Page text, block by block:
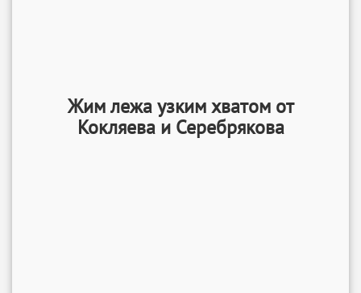
Жим лежа узким хватом от
Кокляева и Серебрякова